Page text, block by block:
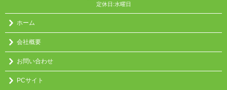
定休日:水曜日
ホーム
会社概要
お問い合わせ
PCサイト